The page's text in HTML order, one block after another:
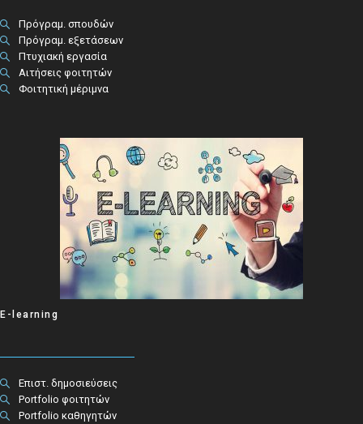
Πρόγραμ. σπουδών
Πρόγραμ. εξετάσεων
Πτυχιακή εργασία
Αιτήσεις φοιτητών
Φοιτητική μέριμνα
E-learning
Επιστ. δημοσιεύσεις
Portfolio φοιτητών
Portfolio καθηγητών